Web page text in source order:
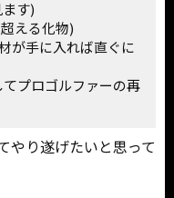
す)
える化物)
が手に入れば直ぐに
プロゴルファーの再
やり遂げたいと思って